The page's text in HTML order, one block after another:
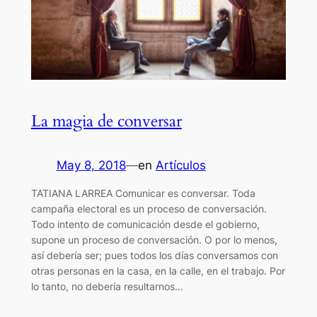
La magia de conversar
May 8, 2018—en Artículos
TATIANA LARREA Comunicar es conversar. Toda
campaña electoral es un proceso de conversación.
Todo intento de comunicación desde el gobierno,
supone un proceso de conversación. O por lo menos,
así debería ser; pues todos los días conversamos con
otras personas en la casa, en la calle, en el trabajo. Por
lo tanto, no debería resultarnos…